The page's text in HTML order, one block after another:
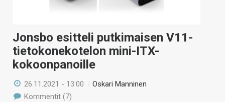
Jonsbo esitteli putkimaisen V11-
tietokonekotelon mini-ITX-
kokoonpanoille
26.11.2021 - 13:00 /Oskari Manninen
Kommentit (7)